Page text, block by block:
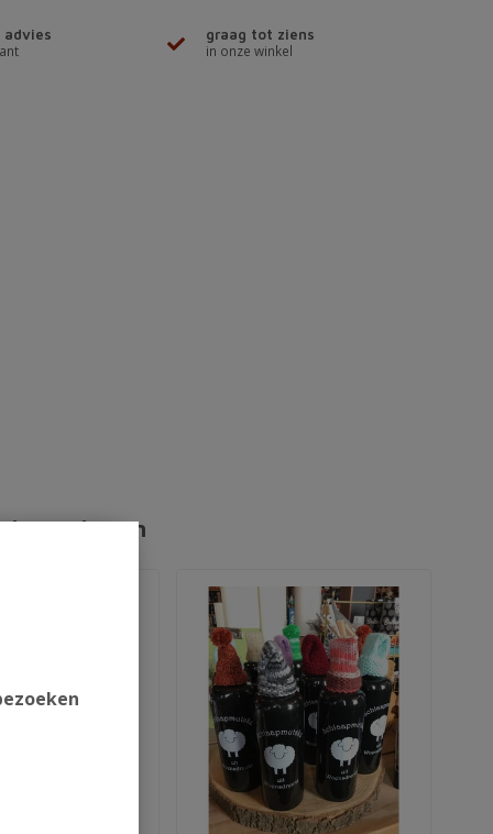
advies
graag tot ziens
in onze winkel
producten